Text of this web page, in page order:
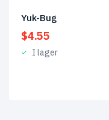
Yuk-Bug
$4.55
I lager